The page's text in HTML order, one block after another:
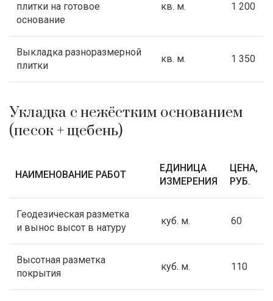
плитки на готовое
основание
кв. м. 1 200
Выкладка разноразмерной
плитки
кв. м. 1 350
Укладка с нежёстким основанием
(песок + щебень)
НАИМЕНОВАНИЕ РАБОТ
ЕДИНИЦА
ИЗМЕРЕНИЯ
ЦЕНА,
РУБ.
Геодезическая разметка
и вынос высот в натуру
куб. м. 60
Высотная разметка
покрытия
куб. м. 110